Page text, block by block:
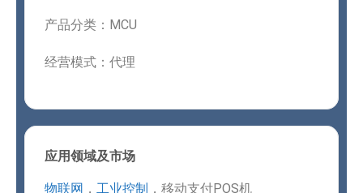
产品分类：MCU
经营模式：代理
应用领域及市场
物联网 ， 工业控制 ，移动支付POS机